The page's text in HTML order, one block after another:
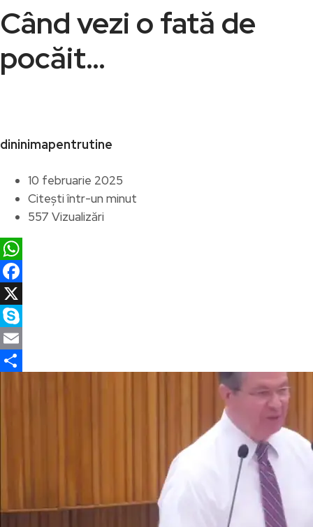
Când vezi o fată de
pocăit…
dininimapentrutine
10 februarie 2025
Citești într-un minut
557 Vizualizări
WhatsApp
Facebook
X
Skype
Email